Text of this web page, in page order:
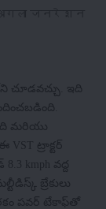
जनरेशन
చూడవచ్చు. ఇది
మరియు
ట్రాక్టర్
kmph వద్ద
బ్రేకులు
పవర్ టేకాఫ్‌తో